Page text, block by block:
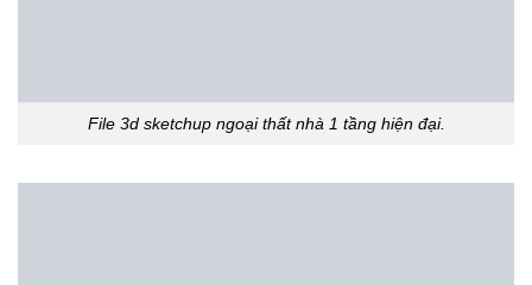
File 3d sketchup ngoại thất nhà 1 tầng hiện đại.